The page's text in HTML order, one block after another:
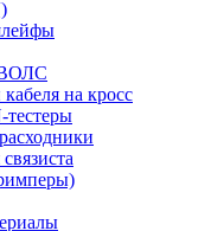
ВОЛС
на кросс